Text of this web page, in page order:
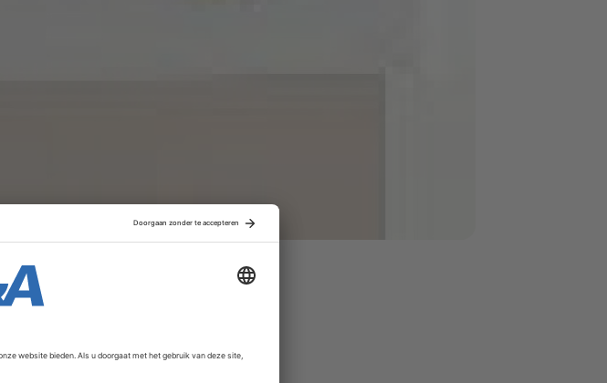
naar Duitsland, zeggen ingewijden.
een hoofdkantoor in München.
Commerzbank. Dat zei